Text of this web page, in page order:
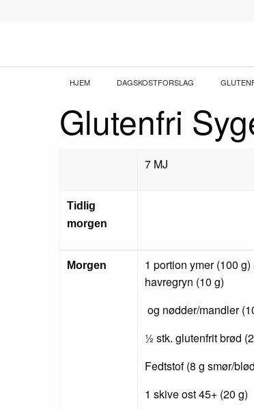
Brødkrumme
HJEM DAGSKOSTFORSLAG
Glutenfri
7 MJ
Tidlig
morgen
Morgen
1 portion ymer (100
havregryn (10 g)
og nødder/mandler
½ stk. glutenfrit brød
Fedtstof (8 g smør/
1 skive ost 45+ (20 g)